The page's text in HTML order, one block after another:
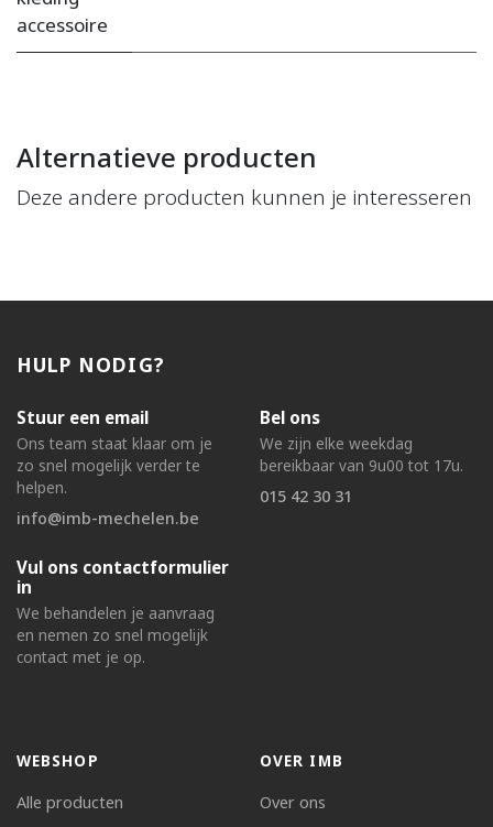
accessoire
Alternatieve producten
Deze andere producten kunnen je interesseren
HULP NODIG?
Stuur een email
Ons team staat klaar om je
zo snel mogelijk verder te
helpen.
info@imb-mechelen.be
Bel ons
We zijn elke weekdag
bereikbaar van 9u00 tot 17u.
015 42 30 31
Vul ons contactformulier
in
We behandelen je aanvraag
en nemen zo snel mogelijk
contact met je op.
WEBSHOP
Alle producten
OVER IMB
Over ons